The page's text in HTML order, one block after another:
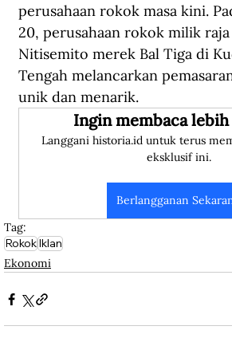
perusahaan rokok masa kini.
20, perusahaan rokok milik
Nitisemito merek Bal Tiga di
Tengah melancarkan
unik dan menarik.
Ingin membaca
Langgani historia.id untuk terus
eksklusif ini.
Berlangganan
Tag:
RokokIklan
Ekonomi